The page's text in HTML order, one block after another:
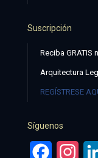
Suscripción
Reciba GRATIS
Arquitectura
REGÍSTRESE
Síguenos
Facebook